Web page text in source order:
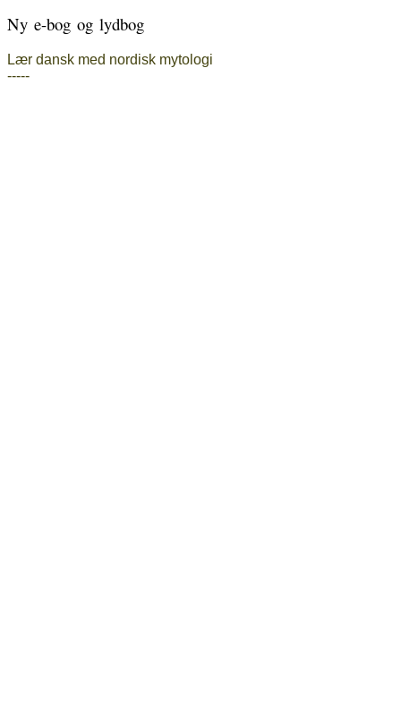
Ny e-bog og lydbog
Lær dansk med nordisk mytologi
-----